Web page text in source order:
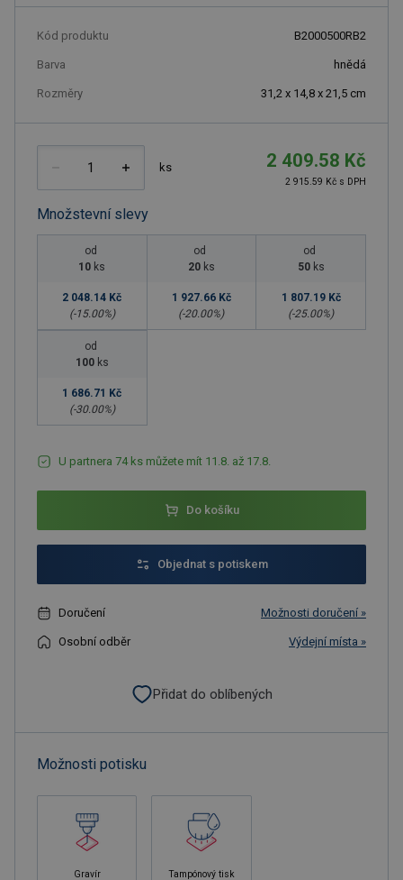
Kód produktu B2000500RB2
Barva hnědá
Rozměry 31,2 x 14,8 x 21,5 cm
ks 2 409.58 Kč
2 915.59 Kč s DPH
Množstevní slevy
od
10 ks
2 048.14 Kč
(-15.00%)
od
20 ks
1 927.66 Kč
(-20.00%)
od
50 ks
1 807.19 Kč
(-25.00%)
od
100 ks
1 686.71 Kč
(-30.00%)
U partnera 74 ks můžete mít 11.8. až 17.8.
Do košíku
Objednat s potiskem
Doručení Možnosti doručení »
Osobní odběr Výdejní místa »
Přidat do oblíbených
Možnosti potisku
Gravír Tampónový tisk